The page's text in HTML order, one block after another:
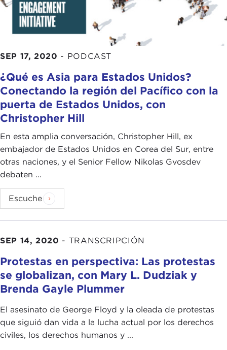
SEP 17, 2020 - PODCAST
¿Qué es Asia para Estados Unidos?
Conectando la región del Pacífico con la
puerta de Estados Unidos, con
Christopher Hill
En esta amplia conversación, Christopher Hill, ex
embajador de Estados Unidos en Corea del Sur, entre
otras naciones, y el Senior Fellow Nikolas Gvosdev
debaten ...
Escuche
SEP 14, 2020 - TRANSCRIPCIÓN
Protestas en perspectiva: Las protestas
se globalizan, con Mary L. Dudziak y
Brenda Gayle Plummer
El asesinato de George Floyd y la oleada de protestas
que siguió dan vida a la lucha actual por los derechos
civiles, los derechos humanos y ...